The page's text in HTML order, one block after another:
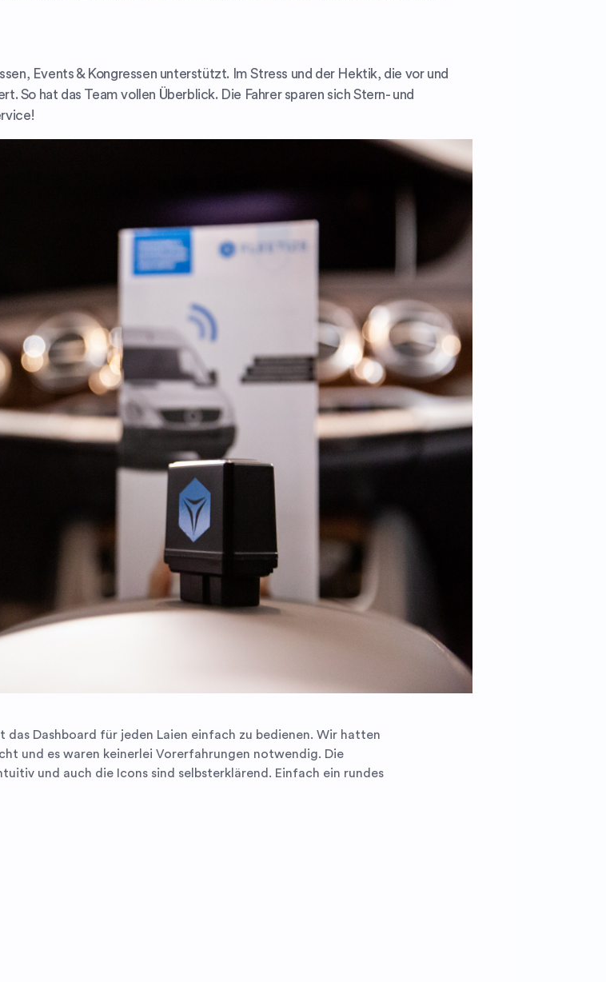
Events & Kongressen unterstützt. Im Stress und der Hektik, die vor und
So hat das Team vollen Überblick. Die Fahrer sparen sich Stern- und
das Dashboard für jeden Laien einfach zu bedienen. Wir hatten
und es waren keinerlei Vorerfahrungen notwendig. Die
und auch die Icons sind selbsterklärend. Einfach ein rundes